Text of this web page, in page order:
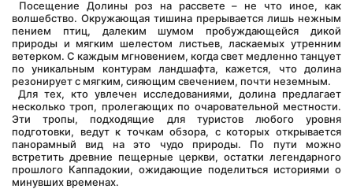
волшебство. Окружающая тишина прерывается лишь нежным
пением птиц, далеким шумом пробуждающейся дикой
природы и мягким шелестом листьев, ласкаемых утренним
ветерком. С каждым мгновением, когда свет медленно танцует
по уникальным контурам ландшафта, кажется, что долина
резонирует с мягким, сияющим свечением, почти неземным.
несколько троп, пролегающих по очаровательной местности.
Эти тропы, подходящие для туристов любого уровня
подготовки, ведут к точкам обзора, с которых открывается
панорамный вид на это чудо природы. По пути можно
встретить древние пещерные церкви, остатки легендарного
прошлого Каппадокии, ожидающие поделиться историями о
минувших временах.